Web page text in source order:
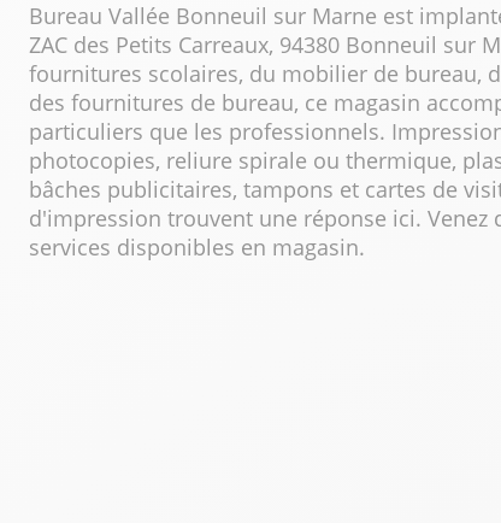
Bureau Vallée Bonneuil sur Marne est
ZAC des Petits Carreaux, 94380 Bonneuil sur
fournitures scolaires, du mobilier de bureau,
des fournitures de bureau, ce magasin
particuliers que les professionnels.
photocopies, reliure spirale ou thermique,
bâches publicitaires, tampons et cartes de
d'impression trouvent une réponse ici. Venez
services disponibles en magasin.